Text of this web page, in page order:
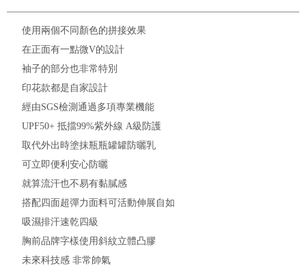
使用兩個不同顏色的拼接效果
在正面有一點微V的設計
袖子的部分也非常特別
印花款都是自家設計
經由SGS檢測通過多項專業機能
UPF50+ 抵擋99%紫外線 A級防護
取代外出時塗抹瓶瓶罐罐防曬乳
可立即便利安心防曬
就算流汗也不易有黏膩感
搭配四面超彈力面料可活動伸展自如
吸濕排汗速乾四級
胸前品牌字樣使用斜紋立體凸膠
未來科技感 非常帥氣